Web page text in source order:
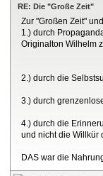
RE: Die "Große Zeit"
Zur "Großen Zeit"
1.) durch
Originalton Wilhelm
2.) durch die
3.) durch
4.) durch die
und nicht die Willkür
DAS war die